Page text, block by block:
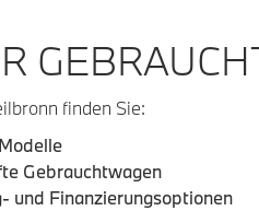
finden Sie:
Gebrauchtwagen
und Finanzierungsoptionen